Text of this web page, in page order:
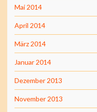
Mai 2014
April 2014
März 2014
Januar 2014
Dezember 2013
November 2013